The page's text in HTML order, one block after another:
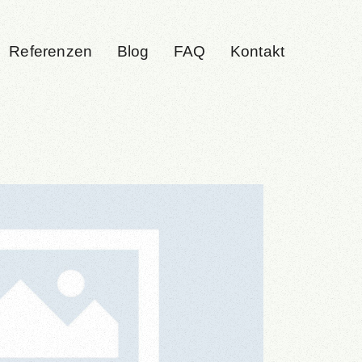
Referenzen Blog FAQ Kontakt